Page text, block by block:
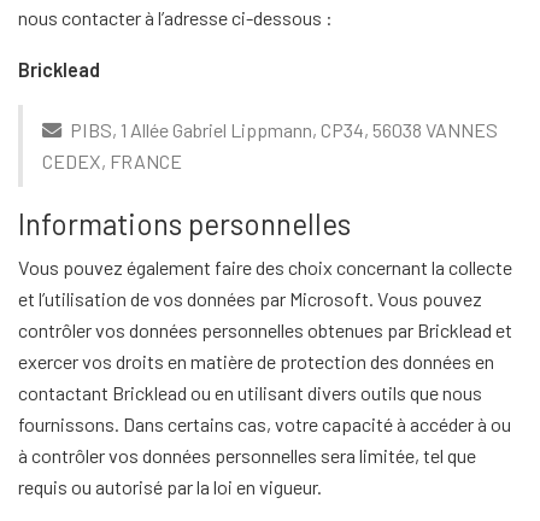
nous contacter à l’adresse ci-dessous :
Bricklead
PIBS, 1 Allée Gabriel Lippmann, CP34, 56038 VANNES
CEDEX, FRANCE
Informations personnelles
Vous pouvez également faire des choix concernant la collecte
et l’utilisation de vos données par Microsoft. Vous pouvez
contrôler vos données personnelles obtenues par Bricklead et
exercer vos droits en matière de protection des données en
contactant Bricklead ou en utilisant divers outils que nous
fournissons. Dans certains cas, votre capacité à accéder à ou
à contrôler vos données personnelles sera limitée, tel que
requis ou autorisé par la loi en vigueur.